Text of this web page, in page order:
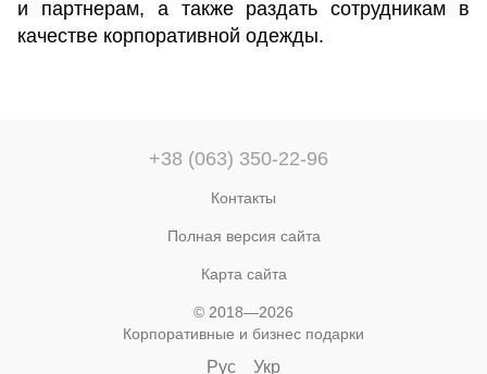
и партнерам, а также раздать сотрудникам в
качестве корпоративной одежды.
+38 (063) 350-22-96
Контакты
Полная версия сайта
Карта сайта
© 2018—2026
Корпоративные и бизнес подарки
Рус Укр